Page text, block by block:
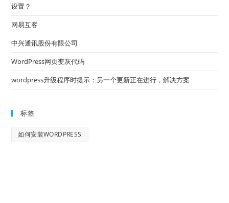
设置？
网易互客
中兴通讯股份有限公司
WordPress网页变灰代码
wordpress升级程序时提示：另一个更新正在进行，解决方案
标签
如何安装WORDPRESS